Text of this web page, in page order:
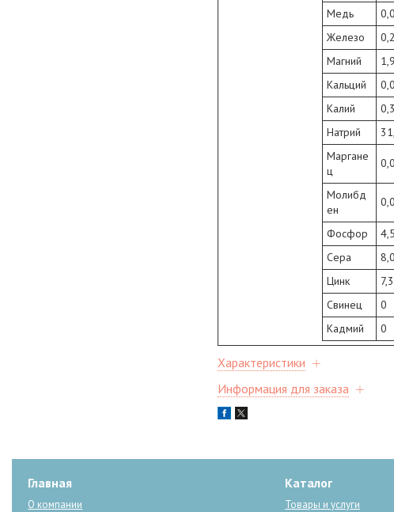
Медь
Железо
Магний
1,9
Кальций
Калий
Натрий
Маргане
ц
Молибд
ен
Фосфор
4,5
Сера
8,0
Цинк
7,3
Свинец
0
Кадмий
0
Характеристики
Информация для заказа
Главная
О компании
Каталог
Товары и услуги